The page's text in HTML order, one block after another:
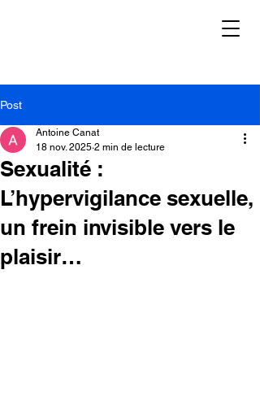
Post
Sexualité :
L’hypervigilance sexuelle,
un frein invisible vers le
plaisir…
Antoine Canat
18 nov. 2025 2 min de lecture